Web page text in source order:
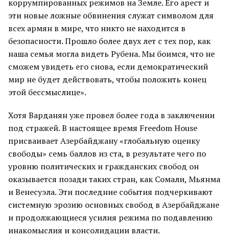
коррумпированных режимов на Земле. Его арест и
эти новые ложные обвинения служат символом для
всех армян в мире, что никто не находится в
безопасности. Прошло более двух лет с тех пор, как
наша семья могла видеть Рубена. Мы боимся, что не
сможем увидеть его снова, если демократический
мир не будет действовать, чтобы положить конец
этой бессмыслице».
Хотя Варданян уже провел более года в заключении
под стражей. В настоящее время Freedom House
присваивает Азербайджану «глобальную оценку
свободы» семь баллов из ста, в результате чего по
уровню политических и гражданских свобод он
оказывается позади таких стран, как Сомали, Мьянма
и Венесуэла. Эти последние события подчеркивают
системную эрозию основных свобод в Азербайджане
и продолжающиеся усилия режима по подавлению
инакомыслия и консолидации власти.